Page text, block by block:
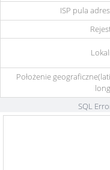
ISP pula
Położenie
SQL